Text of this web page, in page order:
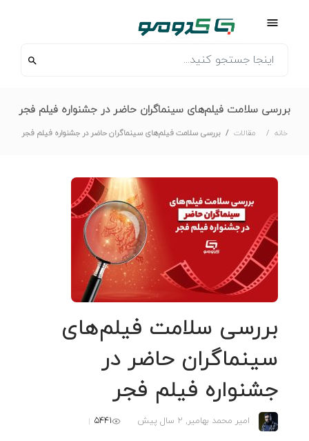
بررسی سلامت فیلم‌های سینماگران حاضر در جشنواره فیلم فجر
خانه مقالات بررسی سلامت فیلم‌های سینماگران حاضر در جشنواره فیلم فجر
بررسی سلامت فیلم‌های
سینماگران حاضر در
جشنواره فیلم فجر
امیر محمد بهامیر, 2 سال پیش 5441